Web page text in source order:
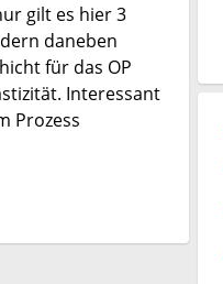
gilt es hier 3
daneben
für das OP
Interessant
Prozess